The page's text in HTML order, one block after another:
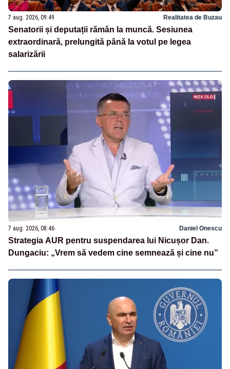
7 aug. 2026, 09:49 Realitatea de Buzau
Senatorii și deputații rămân la muncă. Sesiunea
extraordinară, prelungită până la votul pe legea
salarizării
7 aug. 2026, 08:46 Daniel Onescu
Strategia AUR pentru suspendarea lui Nicușor Dan.
Dungaciu: „Vrem să vedem cine semnează și cine nu”